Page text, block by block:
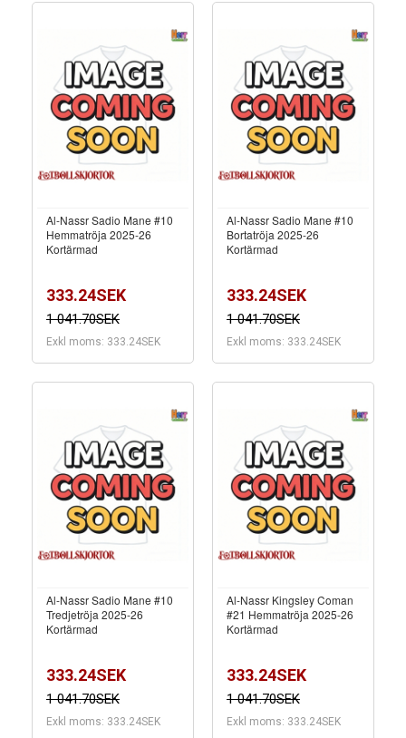
Al-Nassr Sadio Mane #10
Hemmatröja 2025-26
Kortärmad
333.24SEK
1 041.70SEK
Exkl moms: 333.24SEK
Al-Nassr Sadio Mane #10
Bortatröja 2025-26
Kortärmad
333.24SEK
1 041.70SEK
Exkl moms: 333.24SEK
Al-Nassr Sadio Mane #10
Tredjetröja 2025-26
Kortärmad
333.24SEK
1 041.70SEK
Exkl moms: 333.24SEK
Al-Nassr Kingsley Coman
#21 Hemmatröja 2025-26
Kortärmad
333.24SEK
1 041.70SEK
Exkl moms: 333.24SEK